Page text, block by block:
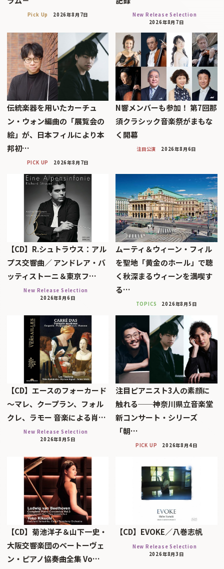
Pick Up 2026年8月7日
New Release Selection
2026年8月7日
伝統楽器を用いたカーチュ
ン・ウォン編曲の「展覧会の
絵」が、日本フィルにより本
邦初…
PICK UP 2026年8月7日
N響メンバーも参加！ 第7回那
須クラシック音楽祭がまもな
く開幕
注目公演 2026年8月6日
【CD】R.シュトラウス：アル
プス交響曲／ アンドレア・バ
ッティストーニ＆東京フ…
New Release Selection
2026年8月6日
ムーティ＆ウィーン・フィル
を聖地「黄金のホール」で聴
く秋深まるウィーンを満喫す
る…
TOPICS 2026年8月5日
【CD】エースのフォーカード
～マレ、クープラン、フォル
クレ、ラモー 音楽による肖…
New Release Selection
2026年8月5日
注目ピアニスト3人の素顔に
触れる──神奈川県立音楽堂
新コンサート・シリーズ
「朝…
PICK UP 2026年8月4日
【CD】菊池洋子＆山下一史・
大阪交響楽団のベートーヴェ
ン・ピアノ協奏曲全集 Vo…
【CD】EVOKE／八巻志帆
New Release Selection
2026年8月3日